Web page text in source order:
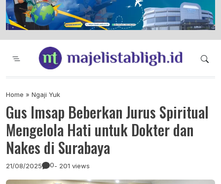
Majelis Tabligh Muhammadiyah
Syiar Dakwah Islam Berkemajuan dan
Home » Ngaji Yuk
Gus Imsap Beberkan Jurus Spiritual
Mengelola Hati untuk Dokter dan
Nakes di Surabaya
21/08/2025 0- 201 views